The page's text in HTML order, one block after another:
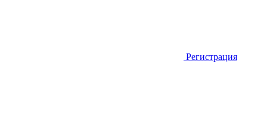
Регистрация